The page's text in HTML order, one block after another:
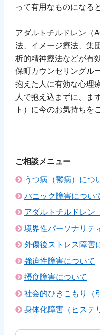
って有用なものになる
アダルトチルドレン（
法、イメージ療法、集
析的精神療法などが有
保町カウンセリングル
抱えた人に有効な心理
人で抱え込まずに、ま
ト）に今のお気持ちを
ご相談メニュー
うつ病（鬱病）につ
パニック障害につい
アダルトチルドレン
境界性パーソナリテ
外傷後ストレス障害
強迫性障害について
摂食障害について
社会的ひきこもり（
身体化障害（ヒステ